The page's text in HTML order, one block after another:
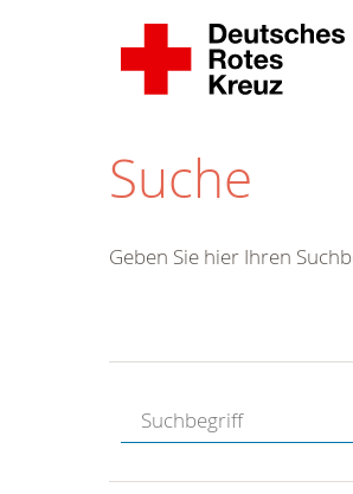
Suche
Geben Sie hier Ihren